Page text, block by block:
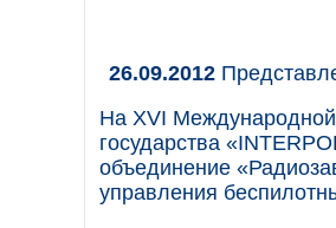
26.09.2012
На XVI Международной
государства
объединение
управления